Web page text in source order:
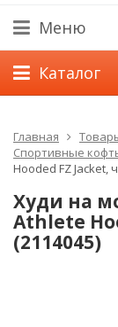
Меню
Каталог
Главная
Спортивные
Hooded FZ Jacket,
Худи на
Athlete
(2114045)